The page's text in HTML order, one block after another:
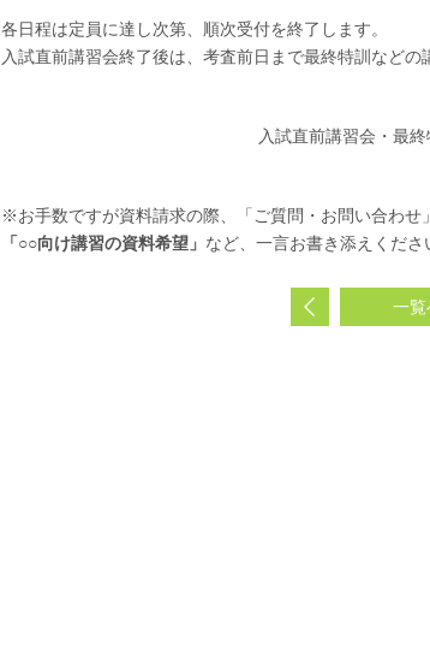
各日程は定員に達し次第、順次受付を終了します。
入試直前講習会終了後は、考査前日まで最終特訓などの
入試直前講習会・最
※お手数ですが資料請求の際、「ご質問・お問い合わせ
「○○向け講習の資料希望」 など、一言お書き添えくださ
一覧